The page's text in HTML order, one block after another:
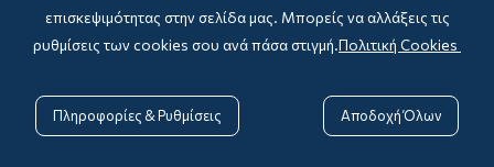
επισκεψιμότητας στην σελίδα μας. Μπορείς να αλλάξεις τις
ρυθμίσεις των cookies σου ανά πάσα στιγμή.Πολιτική Cookies
Πληροφορίες & Ρυθμίσεις Αποδοχή Όλων